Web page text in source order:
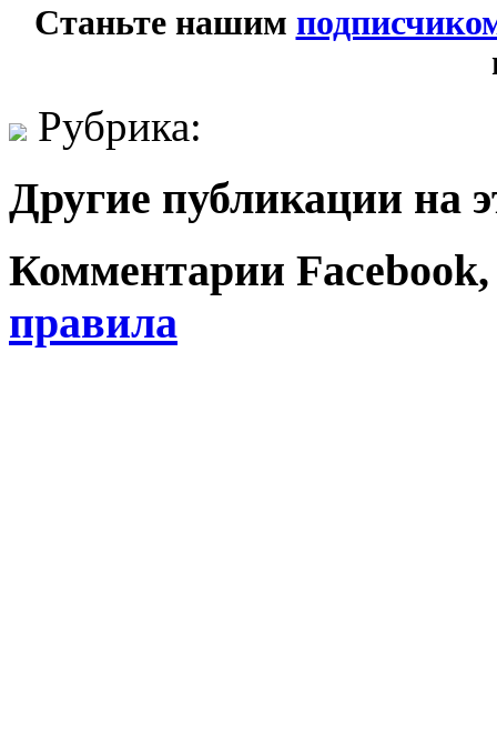
Станьте нашим
Рубрика:
Другие публикации на
Комментарии
правила